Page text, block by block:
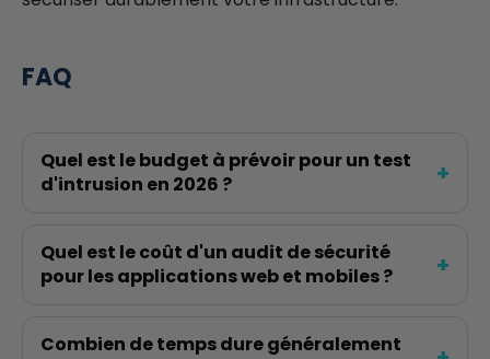
FAQ
Quel est le budget à prévoir pour un test
d'intrusion en 2026 ?
Quel est le coût d'un audit de sécurité
pour les applications web et mobiles ?
Combien de temps dure généralement